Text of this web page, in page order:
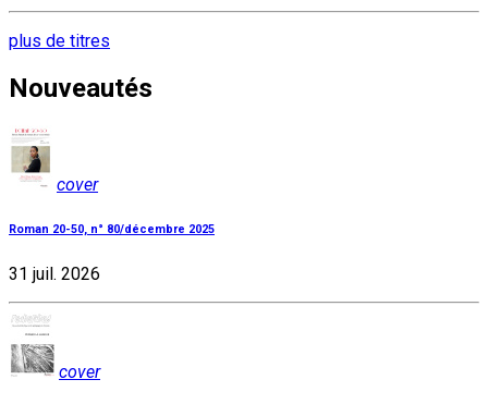
plus de titres
Nouveautés
cover
Roman 20-50, n° 80/décembre 2025
31 juil. 2026
cover